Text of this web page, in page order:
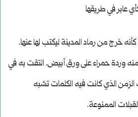
عابر في طريقها
خرج من رماد المدينة ليكتب لها عنها.
وردة حمراء على ورق أبيض. التقت به في
الذي كانت فيه الكلمات تشبه
الممنوعة.